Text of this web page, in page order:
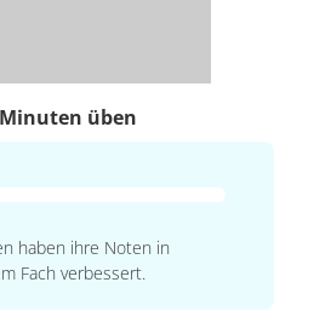
üben
haben ihre Noten in
Fach verbessert.